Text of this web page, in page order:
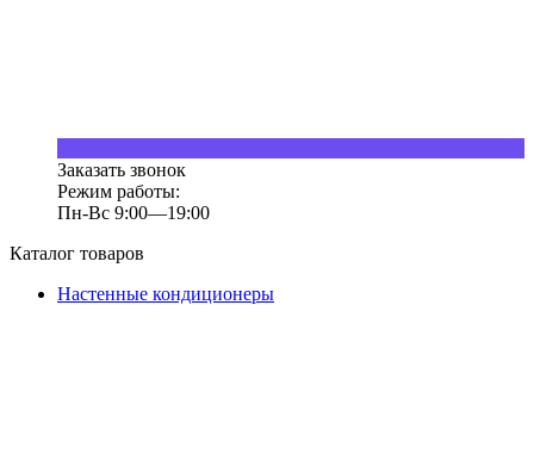
Заказать звонок
Режим работы:
Пн-Вс 9:00—19:00
Каталог товаров
Настенные кондиционеры